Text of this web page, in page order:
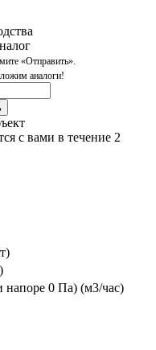
«Отправить».
аналоги!
с вами в течение 2
напоре 0 Па) (м3/час)